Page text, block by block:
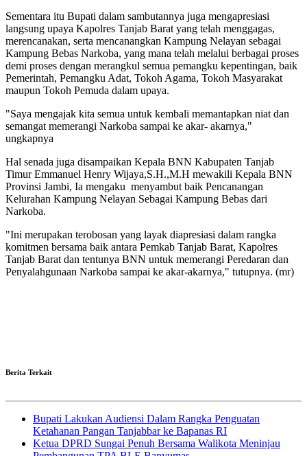
Sementara itu Bupati dalam sambutannya juga mengapresiasi
langsung upaya Kapolres Tanjab Barat yang telah menggagas,
merencanakan, serta mencanangkan Kampung Nelayan sebagai
Kampung Bebas Narkoba, yang mana telah melalui berbagai proses
demi proses dengan merangkul semua pemangku kepentingan, baik
Pemerintah, Pemangku Adat, Tokoh Agama, Tokoh Masyarakat
maupun Tokoh Pemuda dalam upaya.
"Saya mengajak kita semua untuk kembali memantapkan niat dan
semangat memerangi Narkoba sampai ke akar- akarnya,"
ungkapnya
Hal senada juga disampaikan Kepala BNN Kabupaten Tanjab
Timur Emmanuel Henry Wijaya,S.H.,M.H mewakili Kepala BNN
Provinsi Jambi, Ia mengaku menyambut baik Pencanangan
Kelurahan Kampung Nelayan Sebagai Kampung Bebas dari
Narkoba.
"Ini merupakan terobosan yang layak diapresiasi dalam rangka
komitmen bersama baik antara Pemkab Tanjab Barat, Kapolres
Tanjab Barat dan tentunya BNN untuk memerangi Peredaran dan
Penyalahgunaan Narkoba sampai ke akar-akarnya," tutupnya. (mr)
Berita Terkait
Bupati Lakukan Audiensi Dalam Rangka Penguatan
Ketahanan Pangan Tanjabbar ke Bapanas RI
Ketua DPRD Sungai Penuh Bersama Walikota Meninjau